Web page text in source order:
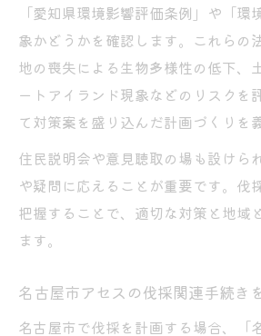
「愛知県環境影響評価条例」や「環
象かどうかを確認します。これらの
地の喪失による生物多様性の低下、
ートアイランド現象などのリスクを
て対策案を盛り込んだ計画づくりを
住民説明会や意見聴取の場も設けら
や疑問に応えることが重要です。伐
把握することで、適切な対策と地域
ます。
名古屋市アセスの伐採関連手続き
名古屋市で伐採を計画する場合、「